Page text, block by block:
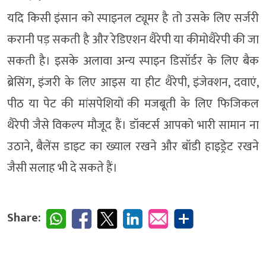
यदि किसी इंसान को स्पाइनल ट्यूमर है तो उसके लिए सर्जरी
करानी पड़ सकती है और रेडिएशन थैरेपी या कीमोथैरेपी की जा
सकती है। इसके अलावा अन्य स्पाइन डिसॉर्डर के लिए बैक
ब्रेसिंग, इंजरी के लिए आइस या हीट थैरेपी, इंजेक्शन, दवाएं,
पीठ या पेट की मांसपेशियों की मजबूती के लिए फिजिकल
थैरेपी जैसे विकल्प मौजूद हैं। डॉक्टर्स आपको भारी सामान ना
उठाने, बैलेंस डाइट का ख्याल रखने और बॉडी हाइड्रेट रखने
जैसी सलाह भी दे सकते हैं।
Share: